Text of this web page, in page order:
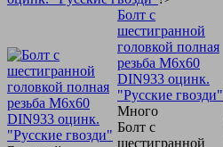
Болт с
шестигранной
головкой полная
резьба М6х60
DIN933 оцинк.
"Русские гвозди"
Много
Болт с
шестигранной